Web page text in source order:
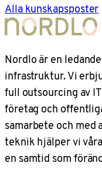
Alla kunskapsposter
Nordlo är en
infrastruktur. Vi
full outsourcing av
företag och
samarbete och med
teknik hjälper vi
en samtid som